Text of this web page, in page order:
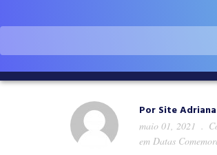
Por Site
maio 01, 2021
em Datas